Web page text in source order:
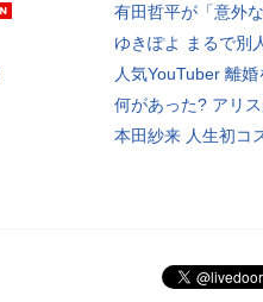
有田哲平が「意外
ゆきぽよ まるで別
人気YouTuber 離婚
何があった? アリ
本田紗来 人生初コ